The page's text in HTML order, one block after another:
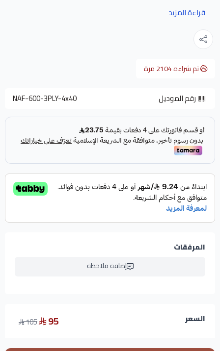
والأناقة، هذه المناديل مصنوعة من خامة مخملية من السليلوز
الاستخدام اليومي في المنزل، المكتب، السيارة، بالإضافة إلى
المتانة والجودة العالية لتوفر لك حماية مثالية لبشرتك مع لمسة
مواصفات 600 مناديل نفحات:
اسم القسم: مناديل ورقية
عدد العلب في الكرتون: 40 علبة
عدد المناديل في العبوة: 600 منديل
عدد الطبقات: 3 طبقات
نمط المنديل: سوبر سوفت نعومة فائقة
عدد الحقائب داخل الكرتون: 4 حقائب
عدد العبوات في الحقيبة: 10 عبوات
ملمس مخملي فائق النعومة من خامات طبيعية من
السليلوز ناعمة جدًا توفر راحة إضافية، لطيفة على البشرة
حتى مع الاستخدام المتكرر.
قراءة المزيد
تم شراءه2104مرة
رقم الموديل NAF-600-3PLY-4x40
المرفقات
إضافة ملاحظة
السعر 95
105